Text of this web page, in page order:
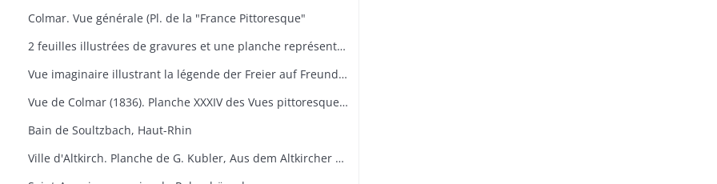
Colmar. Vue générale (Pl. de la "France Pittoresque"
2 feuilles illustrées de gravures et une planche représentant le Hugstein près de Guebwiller (haut-Rhin), entrée principale. Elles doivent faire partie d'un ouvrage général sur le Hugstein
Vue imaginaire illustrant la légende der Freier auf Freundstein
Vue de Colmar (1836). Planche XXXIV des Vues pittoresques de Rothmuller
Bain de Soultzbach, Haut-Rhin
Ville d'Altkirch. Planche de G. Kubler, Aus dem Altkircher Archiv (1912)